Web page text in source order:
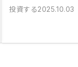
投資する2025.10.03